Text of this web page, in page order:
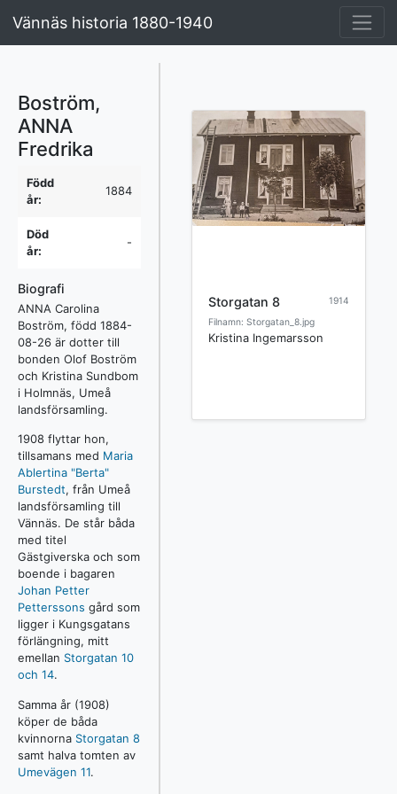
Vännäs historia 1880-1940
Boström,
ANNA
Fredrika
Född
år:
1884
Död
år:
-
Biografi
ANNA Carolina
Boström, född 1884-
08-26 är dotter till
bonden Olof Boström
och Kristina Sundbom
i Holmnäs, Umeå
landsförsamling.
1908 flyttar hon,
tillsamans med Maria
Ablertina "Berta"
Burstedt, från Umeå
landsförsamling till
Vännäs. De står båda
med titel
Gästgiverska och som
boende i bagaren
Johan Petter
Petterssons gård som
ligger i Kungsgatans
förlängning, mitt
emellan Storgatan 10
och 14.
Samma år (1908)
köper de båda
kvinnorna Storgatan 8
samt halva tomten av
Umevägen 11.
1914
Storgatan 8
Filnamn: Storgatan_8.jpg
Kristina Ingemarsson